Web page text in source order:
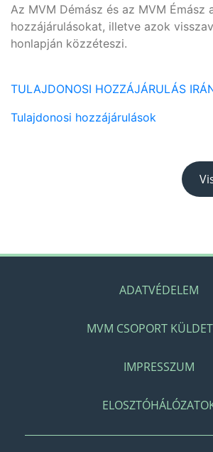
Az MVM Démász és az MVM Émász
hozzájárulásokat, illetve azok
honlapján közzéteszi.
TULAJDONOSI HOZZÁJÁRULÁS
Tulajdonosi hozzájárulások
ADATVÉDELEM
MVM CSOPORT
IMPRESSZUM